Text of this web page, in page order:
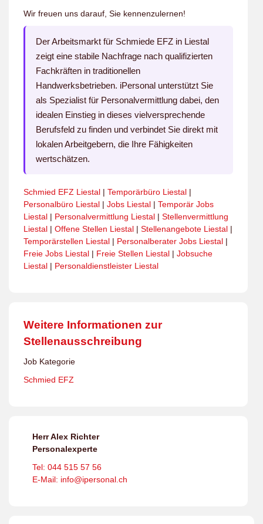
Wir freuen uns darauf, Sie kennenzulernen!
Der Arbeitsmarkt für Schmiede EFZ in Liestal
zeigt eine stabile Nachfrage nach qualifizierten
Fachkräften in traditionellen
Handwerksbetrieben. iPersonal unterstützt Sie
als Spezialist für Personalvermittlung dabei, den
idealen Einstieg in dieses vielversprechende
Berufsfeld zu finden und verbindet Sie direkt mit
lokalen Arbeitgebern, die Ihre Fähigkeiten
wertschätzen.
Schmied EFZ Liestal | Temporärbüro Liestal |
Personalbüro Liestal | Jobs Liestal | Temporär Jobs
Liestal | Personalvermittlung Liestal | Stellenvermittlung
Liestal | Offene Stellen Liestal | Stellenangebote Liestal |
Temporärstellen Liestal | Personalberater Jobs Liestal |
Freie Jobs Liestal | Freie Stellen Liestal | Jobsuche
Liestal | Personaldienstleister Liestal
Weitere Informationen zur
Stellenausschreibung
Job Kategorie
Schmied EFZ
Herr Alex Richter
Personalexperte
Tel: 044 515 57 56
E-Mail: info@ipersonal.ch